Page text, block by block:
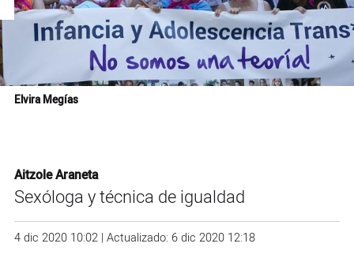
Elvira Megías
Aitzole Araneta
Sexóloga y técnica de igualdad
4 dic 2020 10:02 | Actualizado: 6 dic 2020 12:18